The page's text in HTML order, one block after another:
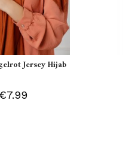
Jersey Hijab
€7.99